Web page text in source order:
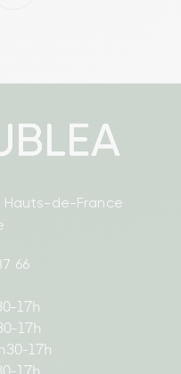
Hauts-de-France
66
17h
17h
17h